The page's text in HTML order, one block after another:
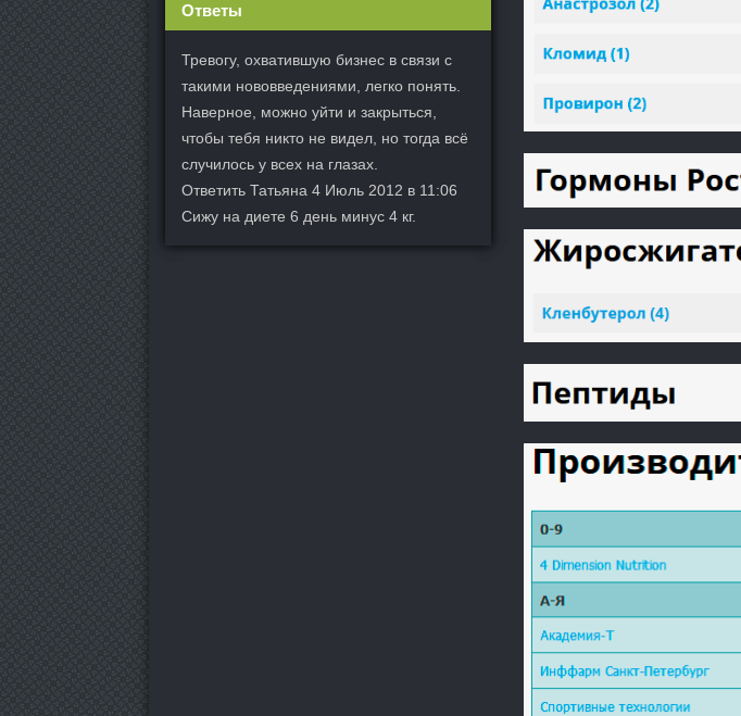
Ответы
Тревогу, охватившую бизнес в связи с
такими нововведениями, легко понять.
Наверное, можно уйти и закрыться,
чтобы тебя никто не видел, но тогда всё
случилось у всех на глазах.
Ответить Татьяна 4 Июль 2012 в 11:06
Сижу на диете 6 день минус 4 кг.